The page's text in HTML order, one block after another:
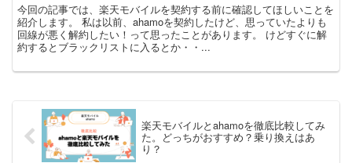
今回の記事では、楽天モバイルを契約する前に確認してほしいことを
紹介します。 私は以前、ahamoを契約したけど、思っていたよりも
回線が悪く解約したい！って思ったことがあります。 けどすぐに解
約するとブラックリストに入るとか・・...
楽天モバイルとahamoを徹底比較してみ
た。どっちがおすすめ？乗り換えはあ
り？